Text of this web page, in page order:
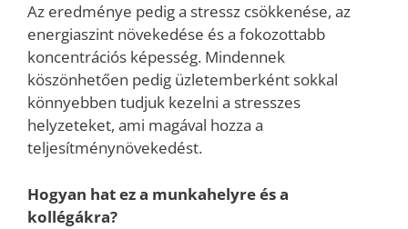
Az eredménye pedig a stressz csökkenése, az
energiaszint növekedése és a fokozottabb
koncentrációs képesség. Mindennek
köszönhetően pedig üzletemberként sokkal
könnyebben tudjuk kezelni a stresszes
helyzeteket, ami magával hozza a
teljesítménynövekedést.
Hogyan hat ez a munkahelyre és a
kollégákra?